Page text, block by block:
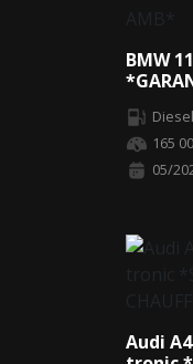
BMW
AMB*Diesel
165
05/
Audi